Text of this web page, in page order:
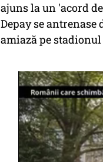
ajuns la un 'acord
Depay se
amiază pe